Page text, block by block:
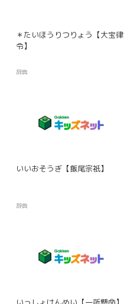
＊たいほうりつりょう【大宝律
令】
辞典
いいおそうぎ【飯尾宗祇】
辞典